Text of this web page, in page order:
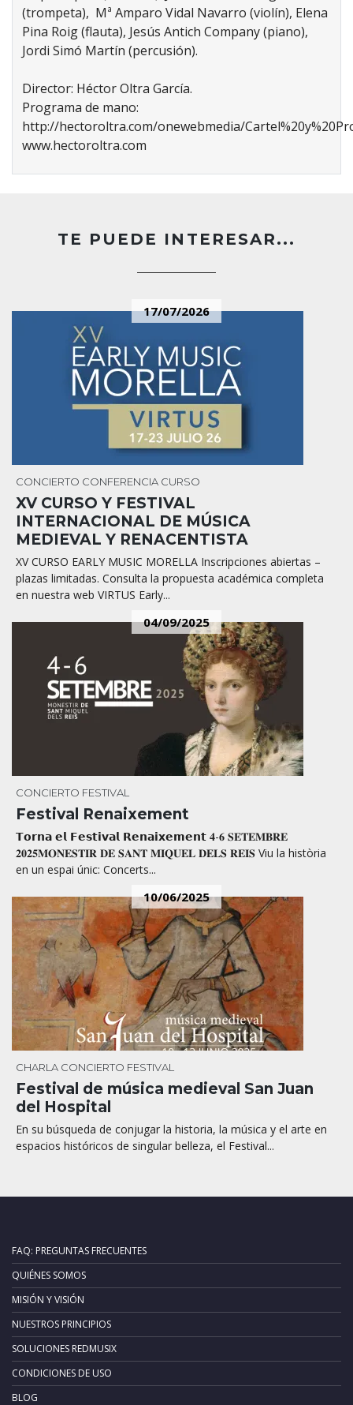
(trompeta), Mª Amparo Vidal Navarro (violín), Elena
Pina Roig (flauta), Jesús Antich Company (piano),
Jordi Simó Martín (percusión).
Director: Héctor Oltra García.
Programa de mano:
http://hectoroltra.com/onewebmedia/
www.hectoroltra.com
TE PUEDE INTERESAR...
17/07/2026
CONCIERTO CONFERENCIA CURSO
XV CURSO Y FESTIVAL
INTERNACIONAL DE MÚSICA
MEDIEVAL Y RENACENTISTA
XV CURSO EARLY MUSIC MORELLA Inscripciones abiertas –
plazas limitadas. Consulta la propuesta académica completa
en nuestra web VIRTUS Early...
04/09/2025
CONCIERTO FESTIVAL
Festival Renaixement
𝗧𝗼𝗿𝗻𝗮 𝗲𝗹 𝗙𝗲𝘀𝘁𝗶𝘃𝗮𝗹 𝗥𝗲𝗻𝗮𝗶𝘅𝗲𝗺𝗲𝗻𝘁 𝟒-𝟔 𝐒𝐄𝐓𝐄𝐌𝐁𝐑𝐄
𝟐𝟎𝟐𝟓𝐌𝐎𝐍𝐄𝐒𝐓𝐈𝐑 𝐃𝐄 𝐒𝐀𝐍𝐓 𝐌𝐈𝐐𝐔𝐄𝐋 𝐃𝐄𝐋𝐒 𝐑𝐄𝐈𝐒 Viu la història
en un espai únic: Concerts...
10/06/2025
CHARLA CONCIERTO FESTIVAL
Festival de música medieval San Juan
del Hospital
En su búsqueda de conjugar la historia, la música y el arte en
espacios históricos de singular belleza, el Festival...
FAQ: PREGUNTAS FRECUENTES
QUIÉNES SOMOS
MISIÓN Y VISIÓN
NUESTROS PRINCIPIOS
SOLUCIONES REDMUSIX
CONDICIONES DE USO
BLOG